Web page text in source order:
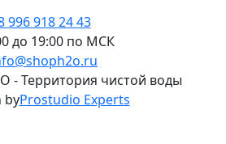
996 918 24 43
до 19:00 по МСК
- Территория чистой воды
byProstudio Experts